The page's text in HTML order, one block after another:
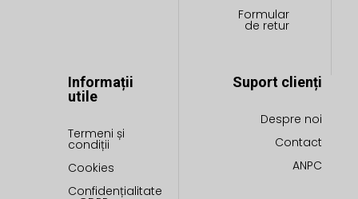
Formular
de retur
Informații
utile
Termeni și
condiții
Cookies
Confidențialitate
Suport clienți
Despre noi
Contact
ANPC